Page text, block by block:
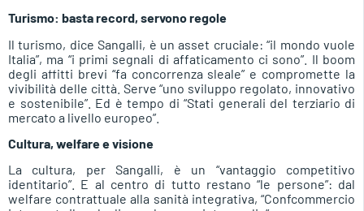
Turismo: basta record, servono regole
Il turismo, dice Sangalli, è un asset cruciale: “il mondo vuole
Italia”, ma “i primi segnali di affaticamento ci sono”. Il boom
degli affitti brevi “fa concorrenza sleale” e compromette la
vivibilità delle città. Serve “uno sviluppo regolato, innovativo
e sostenibile”. Ed è tempo di “Stati generali del terziario di
mercato a livello europeo”.
Cultura, welfare e visione
La cultura, per Sangalli, è un “vantaggio competitivo
identitario”. E al centro di tutto restano “le persone”: dal
welfare contrattuale alla sanità integrativa, “Confcommercio